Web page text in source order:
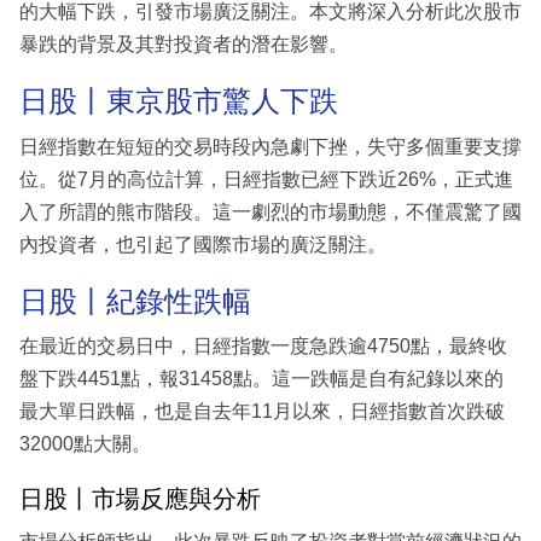
的大幅下跌，引發市場廣泛關注。本文將深入分析此次股市
暴跌的背景及其對投資者的潛在影響。
日股丨東京股市驚人下跌
日經指數在短短的交易時段內急劇下挫，失守多個重要支撐
位。從7月的高位計算，日經指數已經下跌近26%，正式進
入了所謂的熊市階段。這一劇烈的市場動態，不僅震驚了國
內投資者，也引起了國際市場的廣泛關注。
日股丨紀錄性跌幅
在最近的交易日中，日經指數一度急跌逾4750點，最終收
盤下跌4451點，報31458點。這一跌幅是自有紀錄以來的
最大單日跌幅，也是自去年11月以來，日經指數首次跌破
32000點大關。
日股丨市場反應與分析